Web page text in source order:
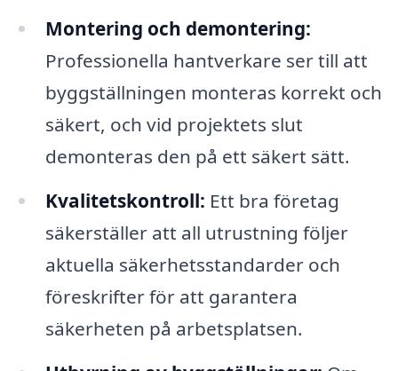
Montering och demontering:
Professionella hantverkare ser till att
byggställningen monteras korrekt och
säkert, och vid projektets slut
demonteras den på ett säkert sätt.
Kvalitetskontroll: Ett bra företag
säkerställer att all utrustning följer
aktuella säkerhetsstandarder och
föreskrifter för att garantera
säkerheten på arbetsplatsen.